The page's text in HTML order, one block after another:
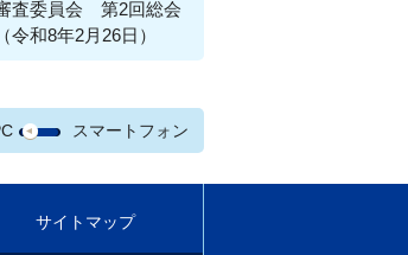
査委員会 第2回総会
（令和8年2月26日）
スマートフォン
サイトマップ